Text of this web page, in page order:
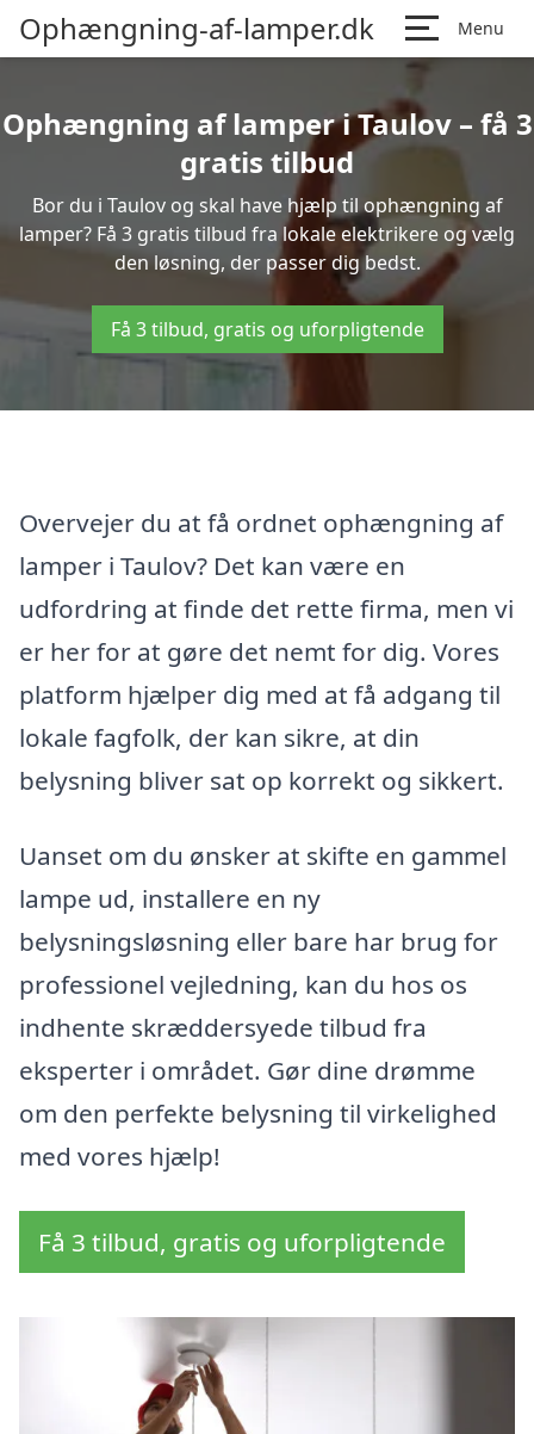
Ophængning-af-lamper.dk Menu
Ophængning af lamper i Taulov – få 3
gratis tilbud
Bor du i Taulov og skal have hjælp til ophængning af
lamper? Få 3 gratis tilbud fra lokale elektrikere og vælg
den løsning, der passer dig bedst.
Få 3 tilbud, gratis og uforpligtende
Overvejer du at få ordnet ophængning af
lamper i Taulov? Det kan være en
udfordring at finde det rette firma, men vi
er her for at gøre det nemt for dig. Vores
platform hjælper dig med at få adgang til
lokale fagfolk, der kan sikre, at din
belysning bliver sat op korrekt og sikkert.
Uanset om du ønsker at skifte en gammel
lampe ud, installere en ny
belysningsløsning eller bare har brug for
professionel vejledning, kan du hos os
indhente skræddersyede tilbud fra
eksperter i området. Gør dine drømme
om den perfekte belysning til virkelighed
med vores hjælp!
Få 3 tilbud, gratis og uforpligtende